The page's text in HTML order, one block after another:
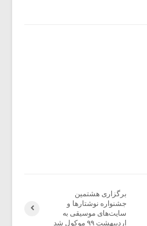
برگزاری هشتمین
جشنواره نوشتارها و
سایت‌های موسیقی به
اردیبهشت ۹۹ موکول شد